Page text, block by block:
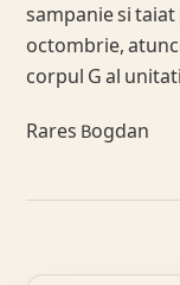
sampanie si taiat
octombrie,
corpul G al
Rares Bogdan